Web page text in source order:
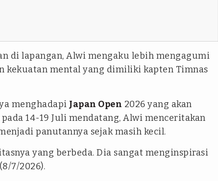
di lapangan, Alwi mengaku lebih mengagumi
kekuatan mental yang dimiliki kapten Timnas
menghadapi Japan Open 2026 yang akan
14-19 Juli mendatang, Alwi menceritakan
panutannya sejak masih kecil.
yang berbeda. Dia sangat menginspirasi
7/2026).